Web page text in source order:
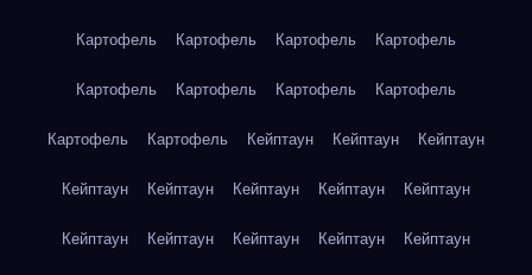
Картофель Картофель Картофель Картофель
Картофель Картофель Картофель Картофель
Картофель Картофель Кейптаун Кейптаун Кейптаун
Кейптаун Кейптаун Кейптаун Кейптаун Кейптаун
Кейптаун Кейптаун Кейптаун Кейптаун Кейптаун